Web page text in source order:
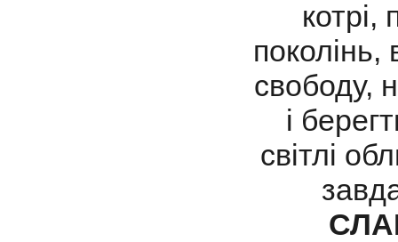
поколінь,
свободу,
і
світлі